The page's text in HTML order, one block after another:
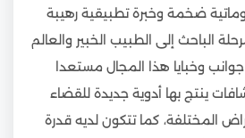
ضخمة وخبرة تطبيقية رهيبة
الباحث إلى الطبيب الخبير والعالم
جوانب وخبايا هذا المجال مستعدا
ينتج بها أدوية جديدة للقضاء
المختلفة، كما تتكون لديه قدرة